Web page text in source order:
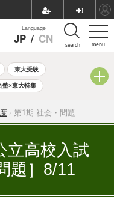
menu
Language
JP / CN search
東大受験
塾×東大特集
相談会
中学生向け）
第1期 社会・問題
立高校入試
題］8/11